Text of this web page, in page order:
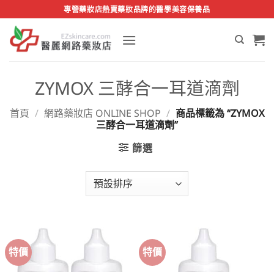
to
content
專營藥妝店熱賣藥妝品牌的醫學美容保養品
ZYMOX 三酵合一耳道滴劑
首頁 / 網路藥妝店 ONLINE SHOP / 商品標籤為 “ZYMOX
三酵合一耳道滴劑”
篩選
特價 特價